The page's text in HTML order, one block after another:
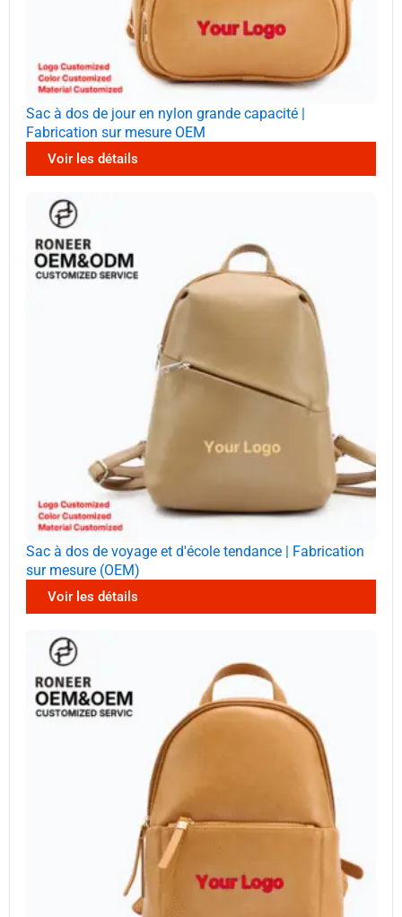
Sac à dos de jour en nylon grande capacité |
Fabrication sur mesure OEM
Voir les détails
Sac à dos de voyage et d'école tendance | Fabrication
sur mesure (OEM)
Voir les détails